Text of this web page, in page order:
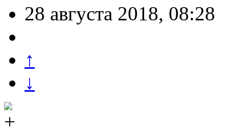
28 августа 2018, 08:28
↑
↓